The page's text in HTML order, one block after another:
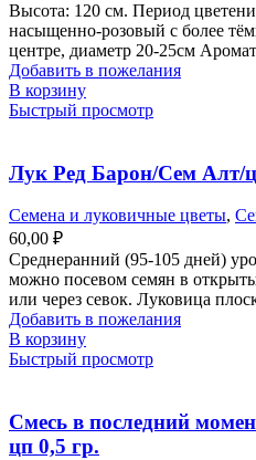
Высота: 120 см. Период
насыщенно-розовый с более
центре, диаметр 20-25см
Добавить в пожелания
В корзину
Быстрый просмотр
Лук Ред Барон/Сем Алт/
Семена и луковичные цветы,
60,00 ₽
Среднеранний (95-105 дней)
можно посевом семян в
или через севок. Луковица
Добавить в пожелания
В корзину
Быстрый просмотр
Смесь в последний
цп 0,5 гр.